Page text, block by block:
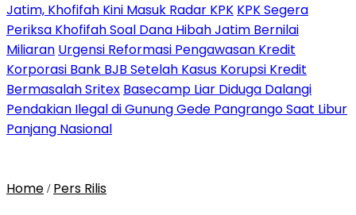
Jatim, Khofifah Kini Masuk Radar KPK KPK Segera
Periksa Khofifah Soal Dana Hibah Jatim Bernilai
Miliaran Urgensi Reformasi Pengawasan Kredit
Korporasi Bank BJB Setelah Kasus Korupsi Kredit
Bermasalah Sritex Basecamp Liar Diduga Dalangi
Pendakian Ilegal di Gunung Gede Pangrango Saat Libur
Panjang Nasional
Home / Pers Rilis